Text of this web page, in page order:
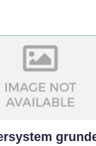
grunden i